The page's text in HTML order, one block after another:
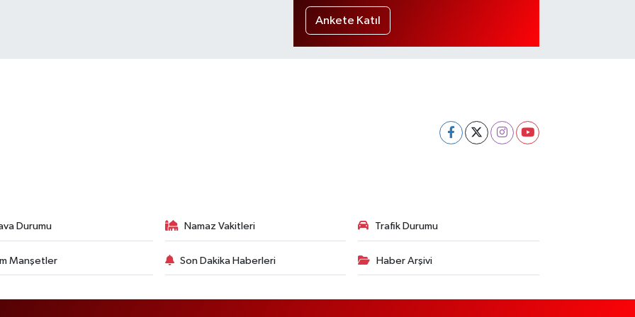
Ankete Katıl
Durumu Namaz Vakitleri Trafik Durumu
Manşetler Son Dakika Haberleri Haber Arşivi